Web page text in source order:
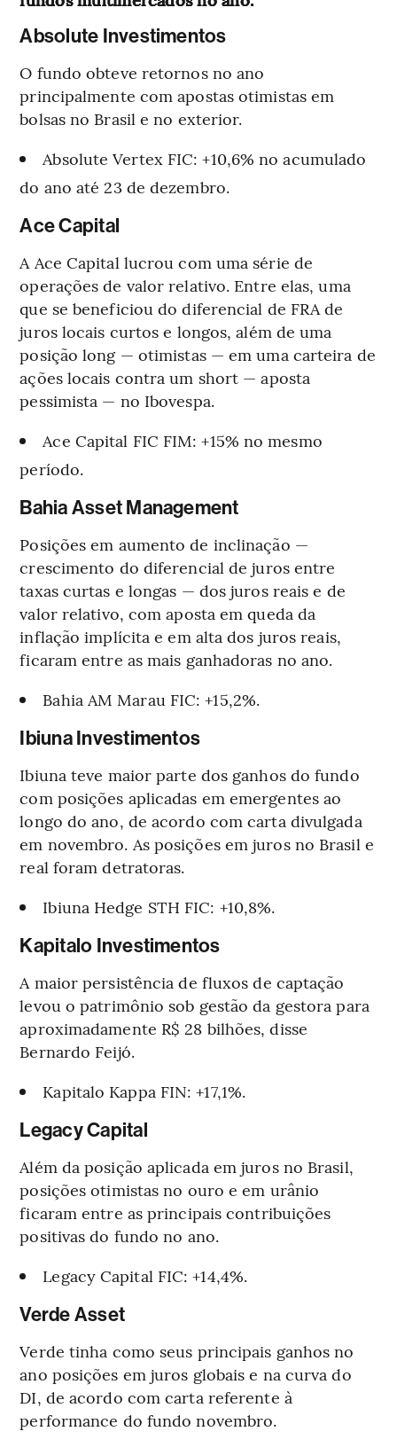
Absolute Investimentos
O fundo obteve retornos no ano
principalmente com apostas otimistas em
bolsas no Brasil e no exterior.
Absolute Vertex FIC: +10,6% no acumulado
do ano até 23 de dezembro.
Ace Capital
A Ace Capital lucrou com uma série de
operações de valor relativo. Entre elas, uma
que se beneficiou do diferencial de FRA de
juros locais curtos e longos, além de uma
posição long — otimistas — em uma carteira de
ações locais contra um short — aposta
pessimista — no Ibovespa.
Ace Capital FIC FIM: +15% no mesmo
período.
Bahia Asset Management
Posições em aumento de inclinação —
crescimento do diferencial de juros entre
taxas curtas e longas — dos juros reais e de
valor relativo, com aposta em queda da
inflação implícita e em alta dos juros reais,
ficaram entre as mais ganhadoras no ano.
Bahia AM Marau FIC: +15,2%.
Ibiuna Investimentos
Ibiuna teve maior parte dos ganhos do fundo
com posições aplicadas em emergentes ao
longo do ano, de acordo com carta divulgada
em novembro. As posições em juros no Brasil e
real foram detratoras.
Ibiuna Hedge STH FIC: +10,8%.
Kapitalo Investimentos
A maior persistência de fluxos de captação
levou o patrimônio sob gestão da gestora para
aproximadamente R$ 28 bilhões, disse
Bernardo Feijó.
Kapitalo Kappa FIN: +17,1%.
Legacy Capital
Além da posição aplicada em juros no Brasil,
posições otimistas no ouro e em urânio
ficaram entre as principais contribuições
positivas do fundo no ano.
Legacy Capital FIC: +14,4%.
Verde Asset
Verde tinha como seus principais ganhos no
ano posições em juros globais e na curva do
DI, de acordo com carta referente à
performance do fundo novembro.